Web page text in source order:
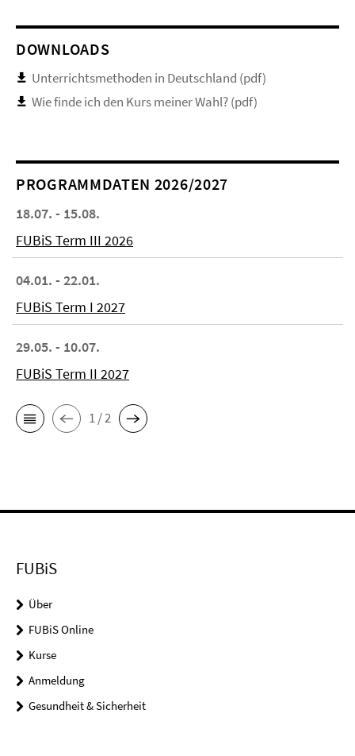
DOWNLOADS
Unterrichtsmethoden in Deutschland (pdf)
Wie finde ich den Kurs meiner Wahl? (pdf)
PROGRAMMDATEN 2026/2027
18.07. - 15.08.
FUBiS Term III 2026
04.01. - 22.01.
FUBiS Term I 2027
29.05. - 10.07.
FUBiS Term II 2027
1 / 2
FUBiS
Über
FUBiS Online
Kurse
Anmeldung
Gesundheit & Sicherheit